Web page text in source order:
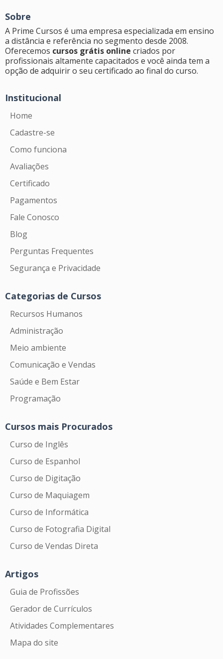
Sobre
A Prime Cursos é uma empresa especializada em ensino
a distância e referência no segmento desde 2008.
Oferecemos cursos grátis online criados por
profissionais altamente capacitados e você ainda tem a
opção de adquirir o seu certificado ao final do curso.
Institucional
Home
Cadastre-se
Como funciona
Avaliações
Certificado
Pagamentos
Fale Conosco
Blog
Perguntas Frequentes
Segurança e Privacidade
Categorias de Cursos
Recursos Humanos
Administração
Meio ambiente
Comunicação e Vendas
Saúde e Bem Estar
Programação
Cursos mais Procurados
Curso de Inglês
Curso de Espanhol
Curso de Digitação
Curso de Maquiagem
Curso de Informática
Curso de Fotografia Digital
Curso de Vendas Direta
Artigos
Guia de Profissões
Gerador de Currículos
Atividades Complementares
Mapa do site